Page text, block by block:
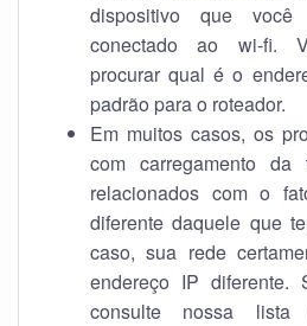
dispositivo que
conectado ao wi-fi.
procurar qual é o
padrão para o roteador.
Em muitos casos, os
com carregamento
relacionados com o
diferente daquele que
caso, sua rede
endereço IP
consulte nossa